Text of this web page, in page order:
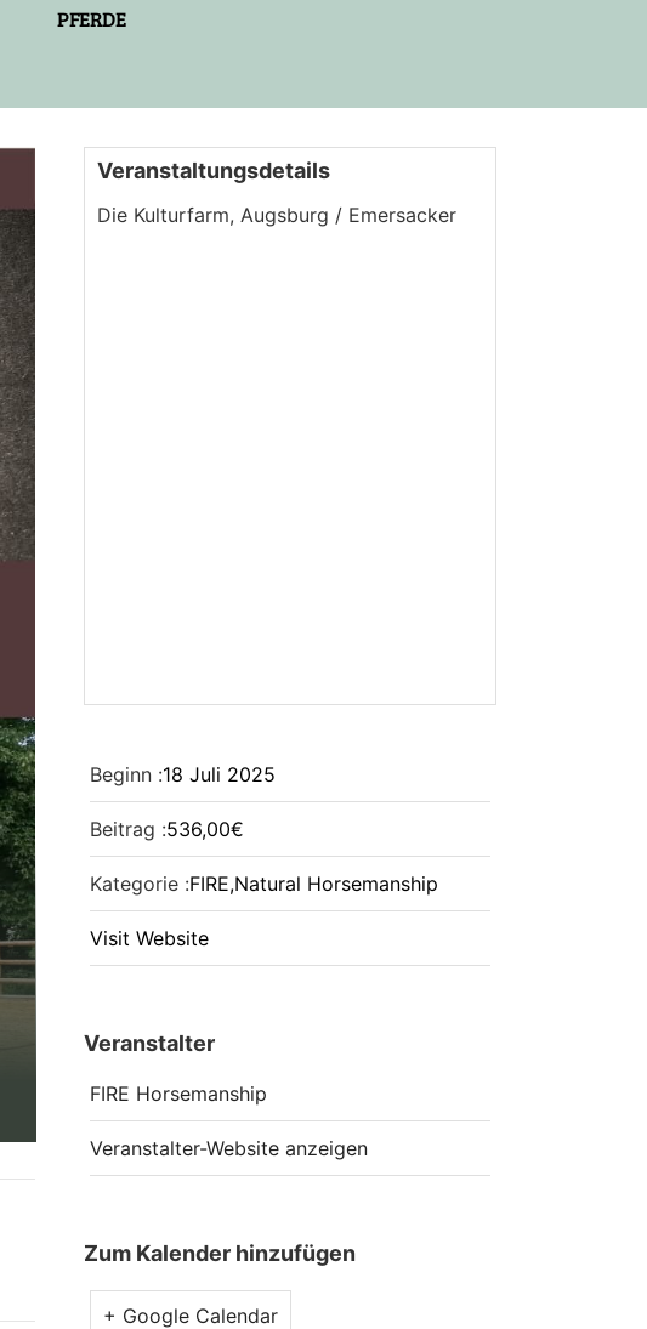
PFERDE
Veranstaltungsdetails
Die Kulturfarm, Augsburg / Emersacker
Beginn :18 Juli 2025
Beitrag :536,00€
Kategorie :FIRE,Natural Horsemanship
Visit Website
Veranstalter
FIRE Horsemanship
Veranstalter-Website anzeigen
Zum Kalender hinzufügen
+ Google Calendar